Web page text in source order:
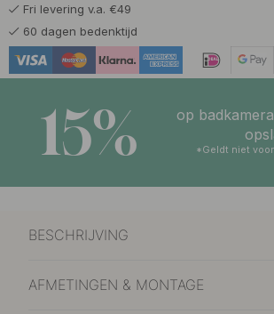
Fri levering v.a. €49
60 dagen bedenktijd
15%
op
*Geldt niet
BESCHRIJVING
AFMETINGEN & MONTAGE